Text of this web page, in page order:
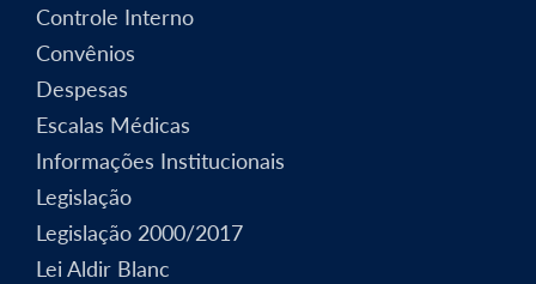
Controle Interno
Convênios
Despesas
Escalas Médicas
Informações Institucionais
Legislação
Legislação 2000/2017
Lei Aldir Blanc